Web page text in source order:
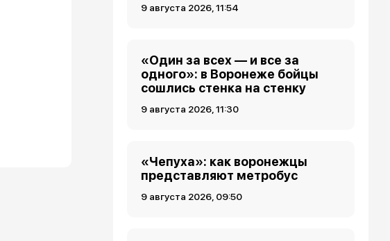
9 августа 2026, 11:54
«Один за всех — и все за
одного»: в Воронеже бойцы
сошлись стенка на стенку
9 августа 2026, 11:30
«Чепуха»: как воронежцы
представляют метробус
9 августа 2026, 09:50